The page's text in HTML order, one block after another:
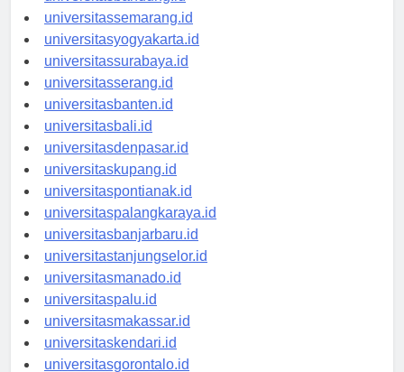
universitasbandung.id
universitassemarang.id
universitasyogyakarta.id
universitassurabaya.id
universitasserang.id
universitasbanten.id
universitasbali.id
universitasdenpasar.id
universitaskupang.id
universitaspontianak.id
universitaspalangkaraya.id
universitasbanjarbaru.id
universitastanjungselor.id
universitasmanado.id
universitaspalu.id
universitasmakassar.id
universitaskendari.id